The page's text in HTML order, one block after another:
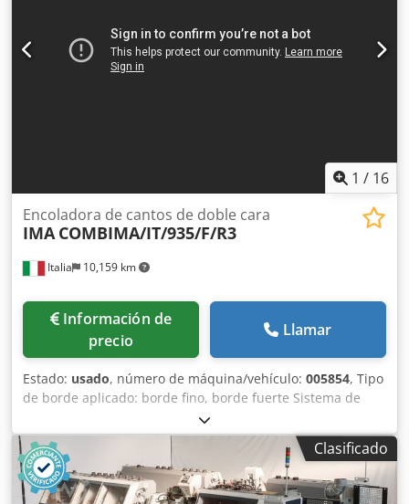
1 / 16
Italia 10,159 km
Encoladora de cantos de doble cara
IMA COMBIMA/IT/935/F/R3
Información de
precio
Llamar
Estado: usado, número de máquina/vehículo: 005854, Tipo
de borde aplicado: borde fino, borde fuerte Sistema de
unión: EVA Unidad multifuncional: sí Encoladora de cantos:
Máquina 1 y 2 Máx. Anchura del panel: 3300 mm Velocidad
máx. Velocidad de desplazamiento: 30 m/min Unidades de
trabajo, lado derecho: 11 nr Cjdpfxsv Hinxo Aqlsrf
Unidades de trabajo, lado izquierdo: 11 nr
Clasificado